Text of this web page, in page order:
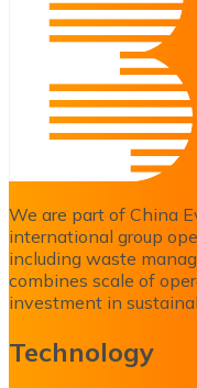
We are part of China
international group
including waste
combines scale of
investment in
Technology